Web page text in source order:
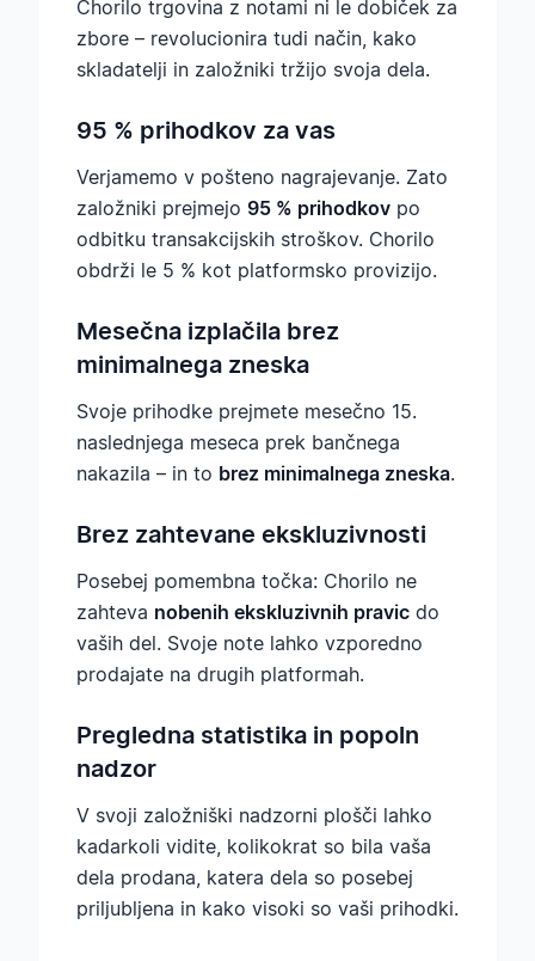
Chorilo trgovina z notami ni le dobiček za
zbore – revolucionira tudi način, kako
skladatelji in založniki tržijo svoja dela.
95 % prihodkov za vas
Verjamemo v pošteno nagrajevanje. Zato
založniki prejmejo 95 % prihodkov po
odbitku transakcijskih stroškov. Chorilo
obdrži le 5 % kot platformsko provizijo.
Mesečna izplačila brez
minimalnega zneska
Svoje prihodke prejmete mesečno 15.
naslednjega meseca prek bančnega
nakazila – in to brez minimalnega zneska.
Brez zahtevane ekskluzivnosti
Posebej pomembna točka: Chorilo ne
zahteva nobenih ekskluzivnih pravic do
vaših del. Svoje note lahko vzporedno
prodajate na drugih platformah.
Pregledna statistika in popoln
nadzor
V svoji založniški nadzorni plošči lahko
kadarkoli vidite, kolikokrat so bila vaša
dela prodana, katera dela so posebej
priljubljena in kako visoki so vaši prihodki.